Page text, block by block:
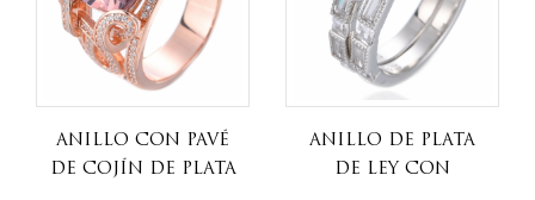
anillo con pavé
de cojín de plata
Anillo de plata
de ley con